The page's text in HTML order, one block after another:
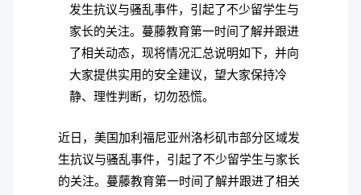
发生抗议与骚乱事件，引起了不少留学生与
家长的关注。蔓藤教育第一时间了解并跟进
了相关动态，现将情况汇总说明如下，并向
大家提供实用的安全建议，望大家保持冷
静、理性判断，切勿恐慌。
近日，美国加利福尼亚州洛杉矶市部分区域发
生抗议与骚乱事件，引起了不少留学生与家长
的关注。蔓藤教育第一时间了解并跟进了相关